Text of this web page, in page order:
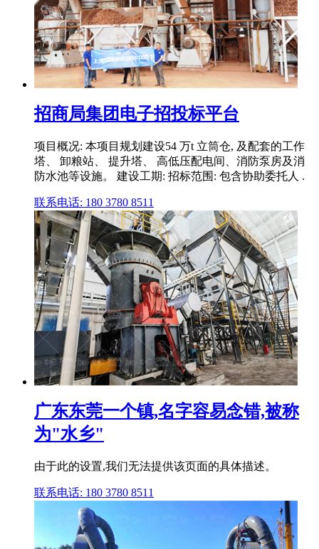
招商局集团电子招投标平台
项目概况: 本项目规划建设54 万t 立筒仓, 及配套的工作
塔、 卸粮站、 提升塔、 高低压配电间、消防泵房及消
防水池等设施。 建设工期: 招标范围: 包含协助委托人 .
联系电话: 180 3780 8511
广东东莞一个镇,名字容易念错,被称
为"水乡"
由于此的设置,我们无法提供该页面的具体描述。
联系电话: 180 3780 8511